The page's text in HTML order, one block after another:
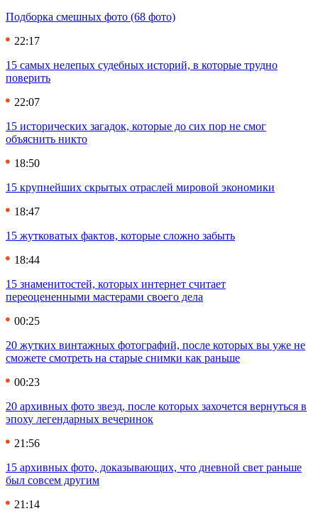
Подборка смешных фото (68 фото)
22:17
15 самых нелепых судебных историй, в которые трудно
поверить
22:07
15 исторических загадок, которые до сих пор не смог
объяснить никто
18:50
15 крупнейших скрытых отраслей мировой экономики
18:47
15 жутковатых фактов, которые сложно забыть
18:44
15 знаменитостей, которых интернет считает
переоцененными мастерами своего дела
00:25
20 жутких винтажных фотографий, после которых вы уже не
сможете смотреть на старые снимки как раньше
00:23
20 архивных фото звезд, после которых захочется вернуться в
эпоху легендарных вечеринок
21:56
15 архивных фото, доказывающих, что дневной свет раньше
был совсем другим
21:14